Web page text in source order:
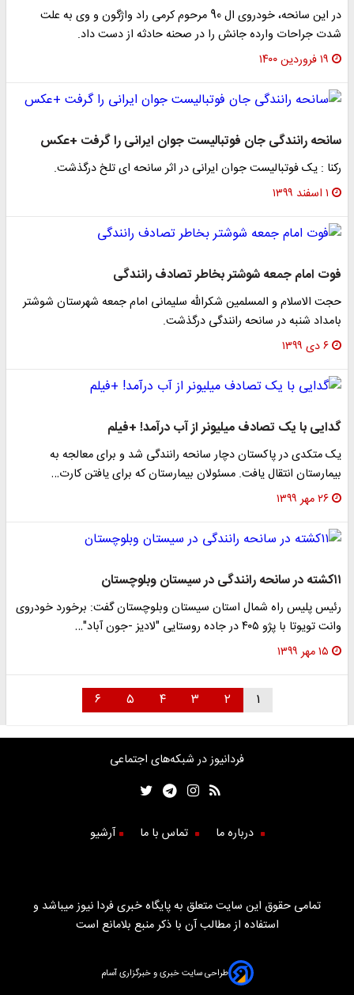
در این سانحه، خودروی ال 90 مرحوم کرمی راد واژگون و وی به علت
شدت جراحات وارده جانش را در صحنه حادثه از دست داد.
۱۹ فروردین ۱۴۰۰
سانحه رانندگی جان فوتبالیست جوان ایرانی را گرفت +عکس
رکنا : یک فوتبالیست جوان ایرانی در اثر سانحه ای تلخ درگذشت.
۱ اسفند ۱۳۹۹
فوت امام جمعه شوشتر بخاطر تصادف رانندگی
حجت الاسلام و المسلمین شکرالله سلیمانی امام جمعه شهرستان شوشتر
بامداد شنبه در سانحه رانندگی درگذشت.
۶ دی ۱۳۹۹
گدایی با یک تصادف میلیونر از آب درآمد! +فیلم
یک متکدی در پاکستان دچار سانحه رانندگی شد و برای معالجه به
بیمارستان انتقال یافت. مسئولان بیمارستان که برای یافتن کارت…
۲۶ مهر ۱۳۹۹
۱۱کشته در سانحه رانندگی در سیستان وبلوچستان
رئیس پلیس راه شمال استان سیستان وبلوچستان گفت: برخورد خودروی
وانت تویوتا با پژو ۴۰۵ در جاده روستایی "لادیز -جون آباد"…
۱۵ مهر ۱۳۹۹
۱ ۲ ۳ ۴ ۵ ۶
فردانیوز در شبکه‌های اجتماعی
درباره ما تماس با ما آرشیو
تمامی حقوق این سایت متعلق به پایگاه خبری فردا نیوز میباشد و
استفاده از مطالب آن با ذکر منبع بلامانع است
طراحی سایت خبری و خبرگزاری آسام